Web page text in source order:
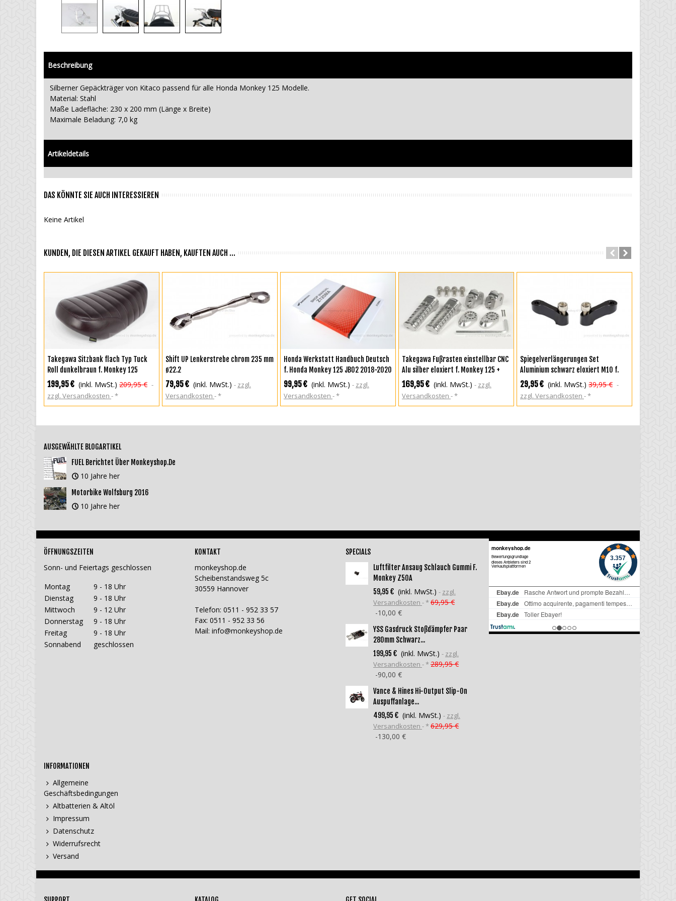
Beschreibung
Silberner Gepäckträger von Kitaco passend für alle Honda Monkey 125 Modelle.
Material: Stahl
Maße Ladefläche: 230 x 200 mm (Länge x Breite)
Maximale Beladung: 7,0 kg
Artikeldetails
DAS KÖNNTE SIE AUCH INTERESSIEREN
Keine Artikel
KUNDEN, DIE DIESEN ARTIKEL GEKAUFT HABEN, KAUFTEN AUCH ...
IN DEN WARENKORB
Takegawa Sitzbank flach Typ Tuck
Roll dunkelbraun f. Monkey 125
199,95 € (inkl. MwSt.) 209,95 €
zzgl. Versandkosten *
ZUR WUNSCHLISTE HINZUFÜGEN
Shift UP Lenkerstrebe chrom 235 mm
ø22.2
79,95 € (inkl. MwSt.)
zzgl.
Versandkosten
*
IN DEN WARENKORB
Honda Werkstatt Handbuch Deutsch
f. Honda Monkey 125 JB02 2018-2020
99,95 € (inkl. MwSt.)
zzgl.
Versandkosten
*
IN DEN WARENKORB
Takegawa Fußrasten einstellbar CNC
Alu silber eloxiert f. Monkey 125 +
MSX 125 + Dax 125
169,95 € (inkl. MwSt.)
zzgl.
Versandkosten
*
IN DEN WARENKORB
Spiegelverlängerungen Set
Aluminium schwarz eloxiert M10 f.
MSX + Monkey 125 + Super Cub 125 +
Dax 125
29,95 € (inkl. MwSt.) 39,95 €
zzgl. Versandkosten *
AUSGEWÄHLTE BLOGARTIKEL
FUEL Berichtet Über Monkeyshop.de
10 Jahre her
Motorbike Wolfsburg 2016
10 Jahre her
ÖFFNUNGSZEITEN
Sonn- und Feiertags geschlossen
Montag
9 - 18 Uhr
Dienstag
9 - 18 Uhr
Mittwoch
9 - 12 Uhr
Donnerstag
9 - 18 Uhr
Freitag
9 - 18 Uhr
Sonnabend
geschlossen
KONTAKT
monkeyshop.de
Scheibenstandsweg 5c
30559 Hannover
Telefon: 0511 - 952 33 57
Fax: 0511 - 952 33 56
Mail: info@monkeyshop.de
SPECIALS
Luftfilter Ansaug Schlauch Gummi F.
Monkey Z50A
59,95 € (inkl. MwSt.)
zzgl.
Versandkosten
*69,95 €
-10,00 €
YSS Gasdruck Stoßdämpfer Paar
280mm Schwarz...
199,95 € (inkl. MwSt.)
zzgl.
Versandkosten
*289,95 €
-90,00 €
Vance & Hines Hi-Output Slip-On
Auspuffanlage...
499,95 € (inkl. MwSt.)
zzgl.
Versandkosten
*629,95 €
-130,00 €
INFORMATIONEN
Allgemeine
Geschäftsbedingungen
Altbatterien & Altöl
Impressum
Datenschutz
Widerrufsrecht
Versand